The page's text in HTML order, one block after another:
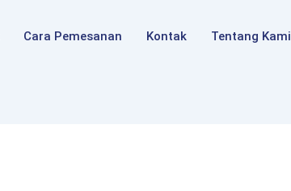
Cara Pemesanan Kontak Tentang Kami